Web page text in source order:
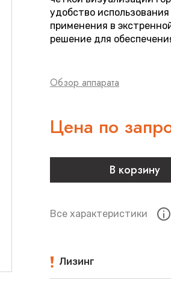
удобство
применения в
решение для
Обзор аппарата
Цена по
В корзину
Все характеристики
Лизинг